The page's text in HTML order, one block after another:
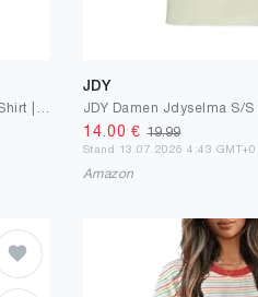
JDY
14.00 €19.99
Stand 13.07.2026 4:43 GMT+0
Amazon